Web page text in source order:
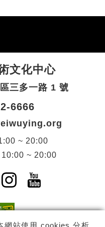
網站使用 cookies 分析
文化中心
三多一路 1 號
6666
~ 20:00
10:00 ~ 20:00
新視窗)
窗)
另開新視窗)
Instagram(另開新視
YouTube(另開